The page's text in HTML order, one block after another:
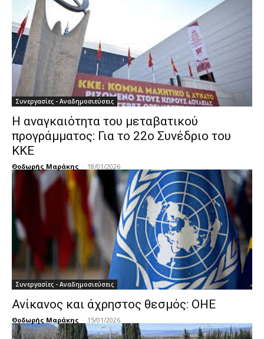
Συνεργασίες - Αναδημοσιεύσεις
Η αναγκαιότητα του μεταβατικού
προγράμματος: Για το 22ο Συνέδριο του
ΚΚΕ
Θοδωρής Μαράκης - 18/01/2026
Συνεργασίες - Αναδημοσιεύσεις
Ανίκανος και άχρηστος θεσμός: ΟΗΕ
Θοδωρής Μαράκης - 15/01/2026